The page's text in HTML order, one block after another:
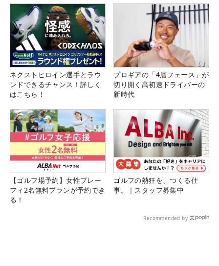
ネクストヒロイン選手とラウ
ンドできるチャンス！詳しく
はこちら！
プロギアの「4層フェース」が
切り開く高初速ドライバーの
新時代
【ゴルフ場予約】女性プレー
フィ2名無料プランが予約でき
る！
ゴルフの熱狂を、つくる仕
事。｜スタッフ募集中
Recommended by